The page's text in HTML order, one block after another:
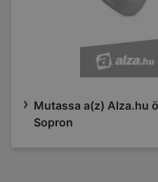
Mutassa a(z) Alza.hu
Sopron